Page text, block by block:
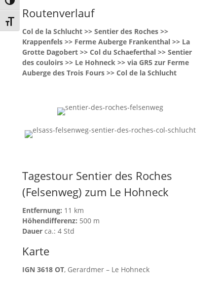
Toggle High Contrast
Toggle Font size
Routenverlauf
Col de la Schlucht >> Sentier des Roches >>
Krappenfels >> Ferme Auberge Frankenthal >> La
Grotte Dagobert >> Col du Schaeferthal >> Sentier
des couloirs >> Le Hohneck >> via GR5 zur Ferme
Auberge des Trois Fours >> Col de la Schlucht
Tagestour Sentier des Roches
(Felsenweg) zum Le Hohneck
Entfernung: 11 km
Höhendifferenz: 500 m
Dauerca.: 4 Std
Karte
IGN 3618 OT, Gerardmer – Le Hohneck